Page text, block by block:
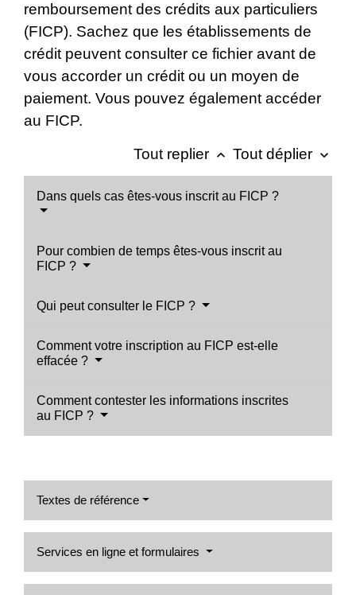
remboursement des crédits aux particuliers
(FICP). Sachez que les établissements de
crédit peuvent consulter ce fichier avant de
vous accorder un crédit ou un moyen de
paiement. Vous pouvez également accéder
au FICP.
Tout replier keyboard_arrow_up Tout déplier keyboard_arrow_down
Dans quels cas êtes-vous inscrit au FICP ?
Pour combien de temps êtes-vous inscrit au
FICP ?
Qui peut consulter le FICP ?
Comment votre inscription au FICP est-elle
effacée ?
Comment contester les informations inscrites
au FICP ?
Textes de référence
Services en ligne et formulaires